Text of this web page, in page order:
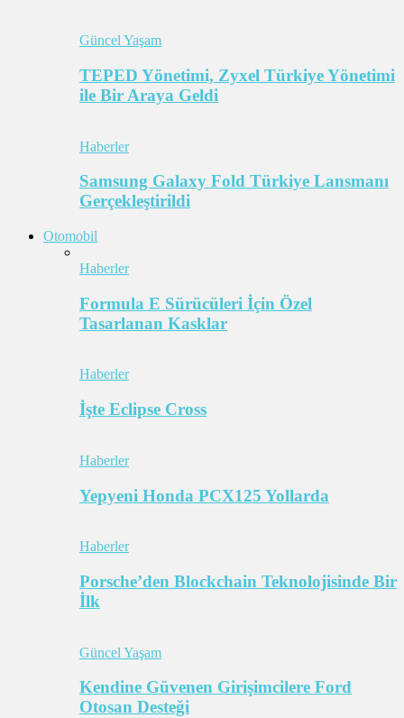
Güncel Yaşam
TEPED Yönetimi, Zyxel Türkiye Yönetimi
ile Bir Araya Geldi
Haberler
Samsung Galaxy Fold Türkiye Lansmanı
Gerçekleştirildi
Otomobil
Haberler
Formula E Sürücüleri İçin Özel
Tasarlanan Kasklar
Haberler
İşte Eclipse Cross
Haberler
Yepyeni Honda PCX125 Yollarda
Haberler
Porsche’den Blockchain Teknolojisinde Bir
İlk
Güncel Yaşam
Kendine Güvenen Girişimcilere Ford
Otosan Desteği